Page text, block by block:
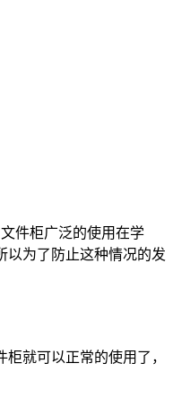
件柜广泛的使用在学
以为了防止这种情况的发
就可以正常的使用了，